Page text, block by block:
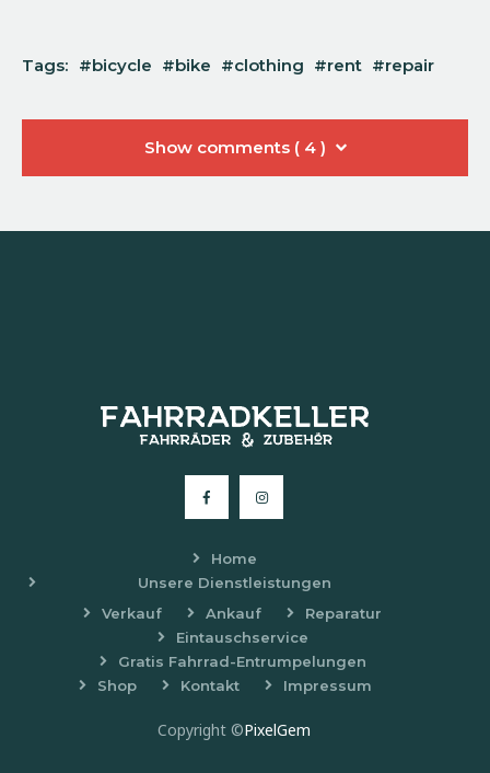
Tags: bicycle bike clothing rent repair
Show comments ( 4 )
Home
Unsere Dienstleistungen
Verkauf
Ankauf
Reparatur
Eintauschservice
Gratis Fahrrad-Entrumpelungen
Shop
Kontakt Impressum
Copyright ©PixelGem